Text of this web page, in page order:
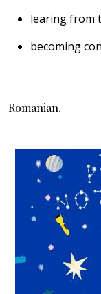
learing from
becoming
Romanian.